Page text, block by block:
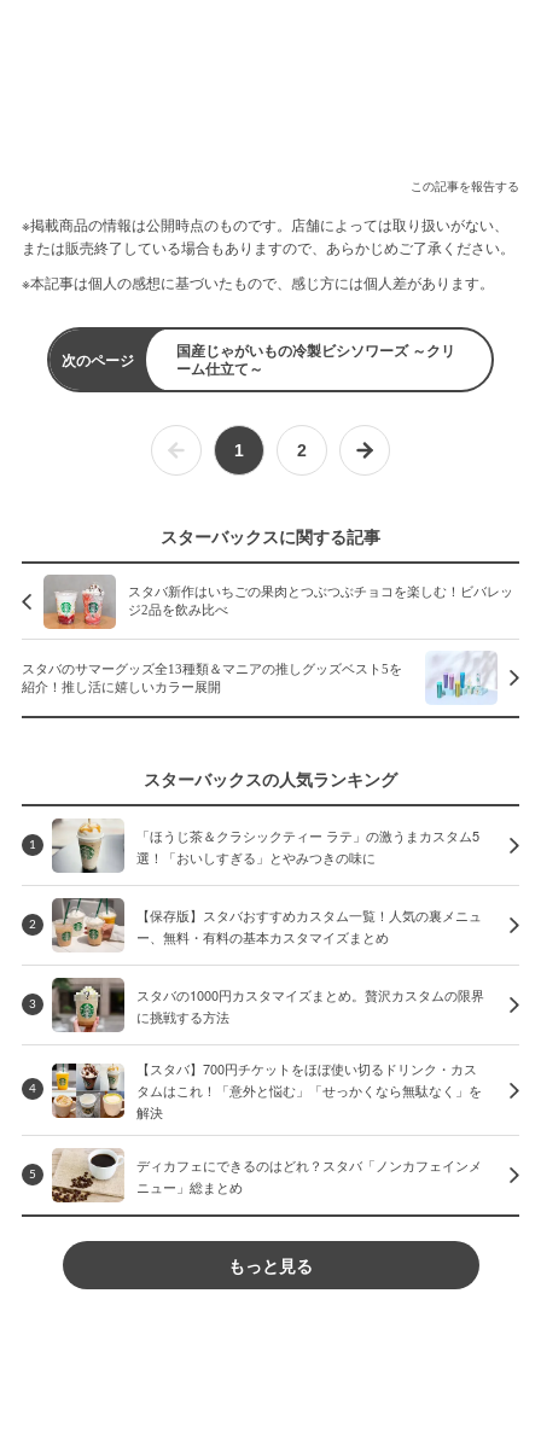
この記事を報告する
※掲載商品の情報は公開時点のものです。店舗によっては取り扱いがない、
または販売終了している場合もありますので、あらかじめご了承ください。
※本記事は個人の感想に基づいたもので、感じ方には個人差があります。
次のページ
国産じゃがいもの冷製ビシソワーズ ～クリ
ーム仕立て～
1 2
スターバックスに関する記事
スタバ新作はいちごの果肉とつぶつぶチョコを楽しむ！ビバレッ
ジ2品を飲み比べ
スタバのサマーグッズ全13種類＆マニアの推しグッズベスト5を
紹介！推し活に嬉しいカラー展開
スターバックスの人気ランキング
1
「ほうじ茶＆クラシックティー ラテ」の激うまカスタム5
選！「おいしすぎる」とやみつきの味に
2
【保存版】スタバおすすめカスタム一覧！人気の裏メニュ
ー、無料・有料の基本カスタマイズまとめ
3
スタバの1000円カスタマイズまとめ。贅沢カスタムの限界
に挑戦する方法
4
【スタバ】700円チケットをほぼ使い切るドリンク・カス
タムはこれ！「意外と悩む」「せっかくなら無駄なく」を
解決
5
ディカフェにできるのはどれ？スタバ「ノンカフェインメ
ニュー」総まとめ
もっと見る